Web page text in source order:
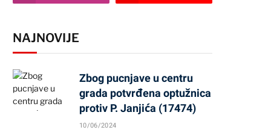
NAJNOVIJE
Zbog pucnjave u centru
grada potvrđena optužnica
protiv P. Janjića (17474)
10/06/2024